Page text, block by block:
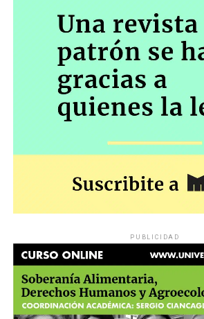
PUBLICIDAD